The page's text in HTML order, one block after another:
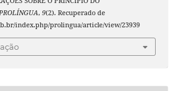
, 9(2). Recuperado de
index.php/prolingua/article/view/23939